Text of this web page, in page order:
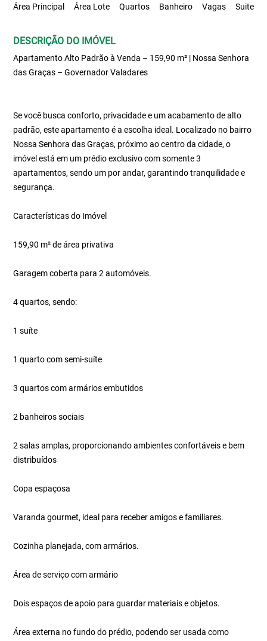
Área Principal
Área Lote
Quartos
Banheiro
Vagas
Suite
DESCRIÇÃO DO IMÓVEL
Apartamento Alto Padrão à Venda – 159,90 m² | Nossa Senhora
das Graças – Governador Valadares
Se você busca conforto, privacidade e um acabamento de alto
padrão, este apartamento é a escolha ideal. Localizado no bairro
Nossa Senhora das Graças, próximo ao centro da cidade, o
imóvel está em um prédio exclusivo com somente 3
apartamentos, sendo um por andar, garantindo tranquilidade e
segurança.
Características do Imóvel
159,90 m² de área privativa
Garagem coberta para 2 automóveis.
4 quartos, sendo:
1 suíte
1 quarto com semi-suíte
3 quartos com armários embutidos
2 banheiros sociais
2 salas amplas, proporcionando ambientes confortáveis e bem
distribuídos
Copa espaçosa
Varanda gourmet, ideal para receber amigos e familiares.
Cozinha planejada, com armários.
Área de serviço com armário
Dois espaços de apoio para guardar materiais e objetos.
Área externa no fundo do prédio, podendo ser usada como